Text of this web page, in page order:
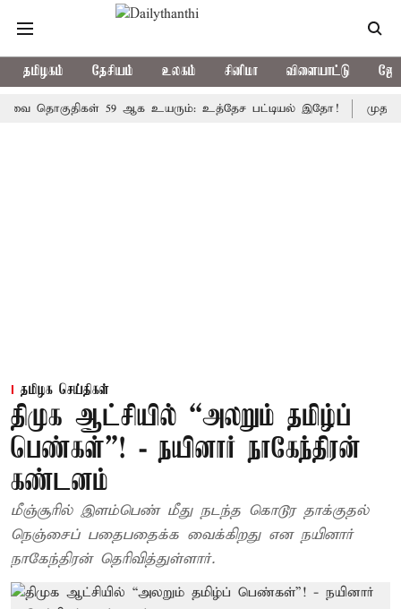
தமிழகம் தேசியம் உலகம் சினிமா விளையாட்டு
59 ஆக உயரும்: உத்தேச பட்டியல் இதோ! முதல்-
தமிழக செய்திகள்
திமுக ஆட்சியில் “அலறும் தமிழ்ப்
பெண்கள்”! - நயினார் நாகேந்திரன்
கண்டனம்
மீஞ்சூரில் இளம்பெண் மீது நடந்த கொடூர தாக்குதல்
நெஞ்சைப் பதைபதைக்க வைக்கிறது என நயினார்
நாகேந்திரன் தெரிவித்துள்ளார்.